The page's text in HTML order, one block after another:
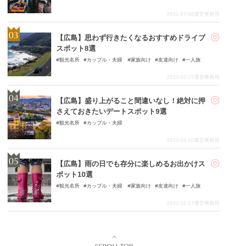
2021-07-06運営事務局
【広島】思わず行きたくなるおすすめドライブ
スポット8選
観光名所 カップル・夫婦 家族向け 友達向け 一人旅
2023-02-27運営事務局
【広島】盛り上がること間違いなし！絶対に押
さえておきたいデートスポット9選
観光名所 カップル・夫婦
2023-04-10運営事務局
【広島】雨の日でも存分に楽しめるお出かけス
ポット10選
観光名所 カップル・夫婦 家族向け 友達向け 一人旅
2022-10-17運営事務局